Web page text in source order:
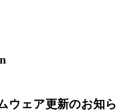
ウェア更新のお知ら